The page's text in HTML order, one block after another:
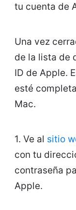
tu cuenta de
Una vez
de la lista de
ID de Apple.
esté
Mac.
1. Ve al sitio
con tu
contraseña
Apple.